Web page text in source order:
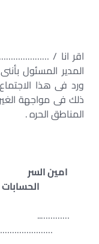
اقر انا /
المدير المسئول
ورد فى هذا
ذلك فى مواجهة
المناطق الحره .
امين